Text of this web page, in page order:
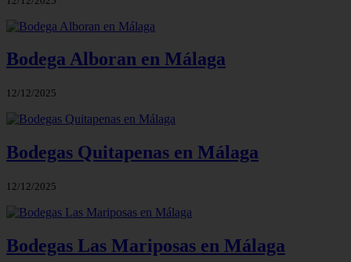
Bodega Alboran en Málaga
12/12/2025
Bodegas Quitapenas en Málaga
12/12/2025
Bodegas Las Mariposas en Málaga